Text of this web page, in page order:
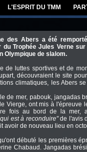
des Abers a été
du Trophée Jules Verne
Olympique de slalom.
de luttes sportives et de
découvraient le site
climatiques, les Abers
de mer, pabouk, jangadas
Vierge, ont mis à l'épreuve
fois au bord de la mer,
est à reconduire"de l'avis
avoir de nouveau lieu en
débuté les premières
Chabaud. Jangadas
L'ESPRIT DU TMM